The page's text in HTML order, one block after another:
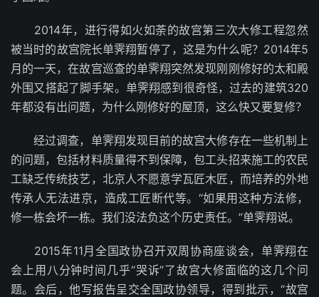
2014年，进行得如火如荼的故宫第三次大修工程忽然
被当时的故宫院长单霁翔暂停了，这是为什么呢？2014年5
月的一天，在故宫巡查的单霁翔突然发现刚刚修好的太和殿
外围又搭起了脚手架。单霁翔感到很奇怪，过去的建筑320
年都没有出问题，为什么刚修好的屋顶，这么快又要复修？
经过调查，单霁翔发现目前的故宫大修存在一些机制上
的问题，包括材料质量得不到保障，包工头招来施工的农民
工缺乏传统技艺，北京人不愿意学瓦匠木匠，而培养的外地
传承人无法进京，造成工匠断代等。“如果用这种方法修，
修一栋会坏一栋。我们没法负这个历史责任。”单霁翔说。
2015年11月全国政协召开双周协商座谈会，单霁翔在
会上用八分钟时间几乎“哭诉”了故宫大修面临的这几个问
题。会后，他写报告呈交全国政协领导，得到批示，“故宫